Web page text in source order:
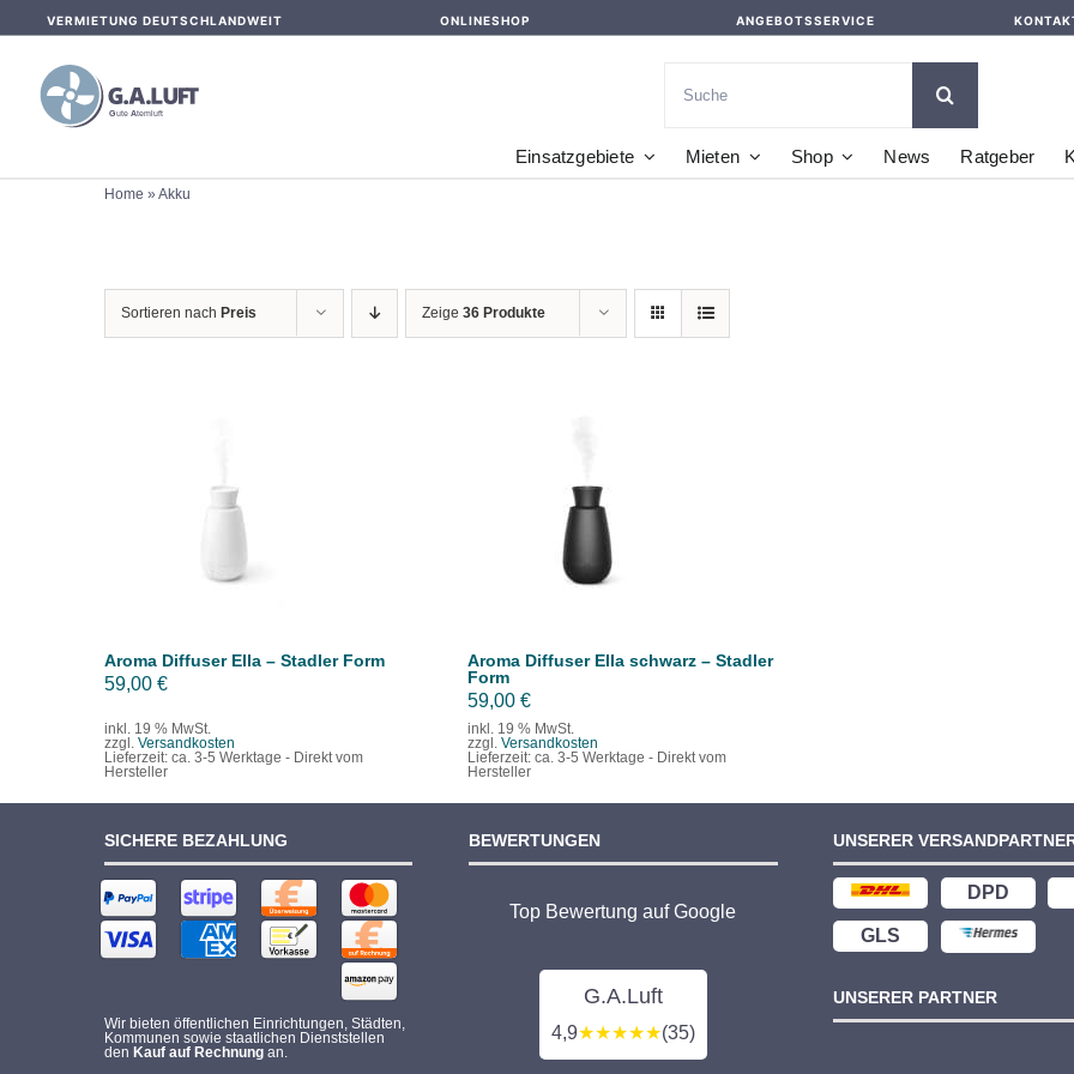
content
VERMIETUNG DEUTSCHLANDWEIT ONLINESHOP ANGEBOTSSERVICE
nach:
Einsatzgebiete Mieten Shop News Ratgeber
Home » Akku
Sortieren nach Preis Zeige 36 Produkte
IN DEN WARENKORB
DETAILS
Aroma Diffuser Ella – Stadler Form
59,00 €
inkl. 19 % MwSt.
zzgl. Versandkosten
Lieferzeit: ca. 3-5 Werktage - Direkt vom
Hersteller
IN DEN WARENKORB
DETAILS
Aroma Diffuser Ella schwarz – Stadler
Form
59,00 €
inkl. 19 % MwSt.
zzgl. Versandkosten
Lieferzeit: ca. 3-5 Werktage - Direkt vom
Hersteller
SICHERE BEZAHLUNG
Wir bieten öffentlichen Einrichtungen, Städten,
Kommunen sowie staatlichen Dienststellen
den Kauf auf Rechnungan.
BEWERTUNGEN
Top Bewertung auf Google
G.A.Luft
4,9★★★★★(35)
UNSERER
DPD
GLS
UNSERER PARTNER